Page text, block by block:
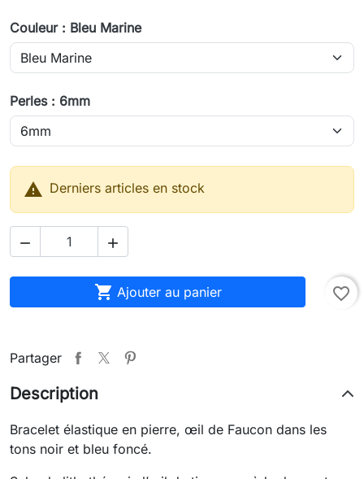
Couleur : Bleu Marine
Perles : 6mm
 Derniers articles en stock
 
 Ajouter au panier favorite_border
Partager
Description
Bracelet élastique en pierre, œil de Faucon dans les
tons noir et bleu foncé.